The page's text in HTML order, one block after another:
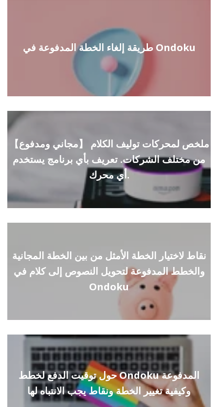
طريقة إلغاء الخطة المدفوعة في Ondoku
【مجاني ومدفوع】 ملخص لمحركات توليف الكلام
من مختلف الشركات. تعريف بأي برنامج يستخدم
أي محرك.
نقاط لاختيار الخطة الأمثل من بين الخطة المجانية
والخطط المدفوعة لتحويل النصوص إلى كلام في
Ondoku
حول توقيت الدفع لخطط Ondoku المدفوعة
وكيفية تغيير الخطة ونقاط يجب الانتباه لها